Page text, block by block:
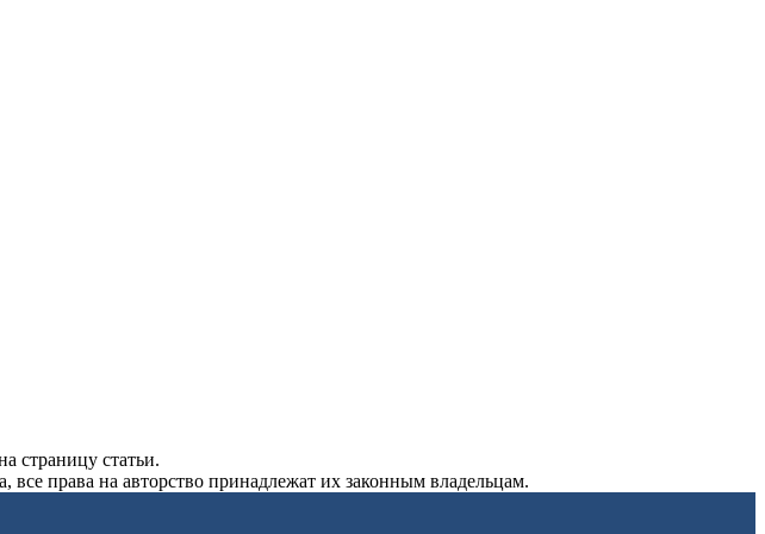
страницу статьи.
права на авторство принадлежат их законным владельцам.